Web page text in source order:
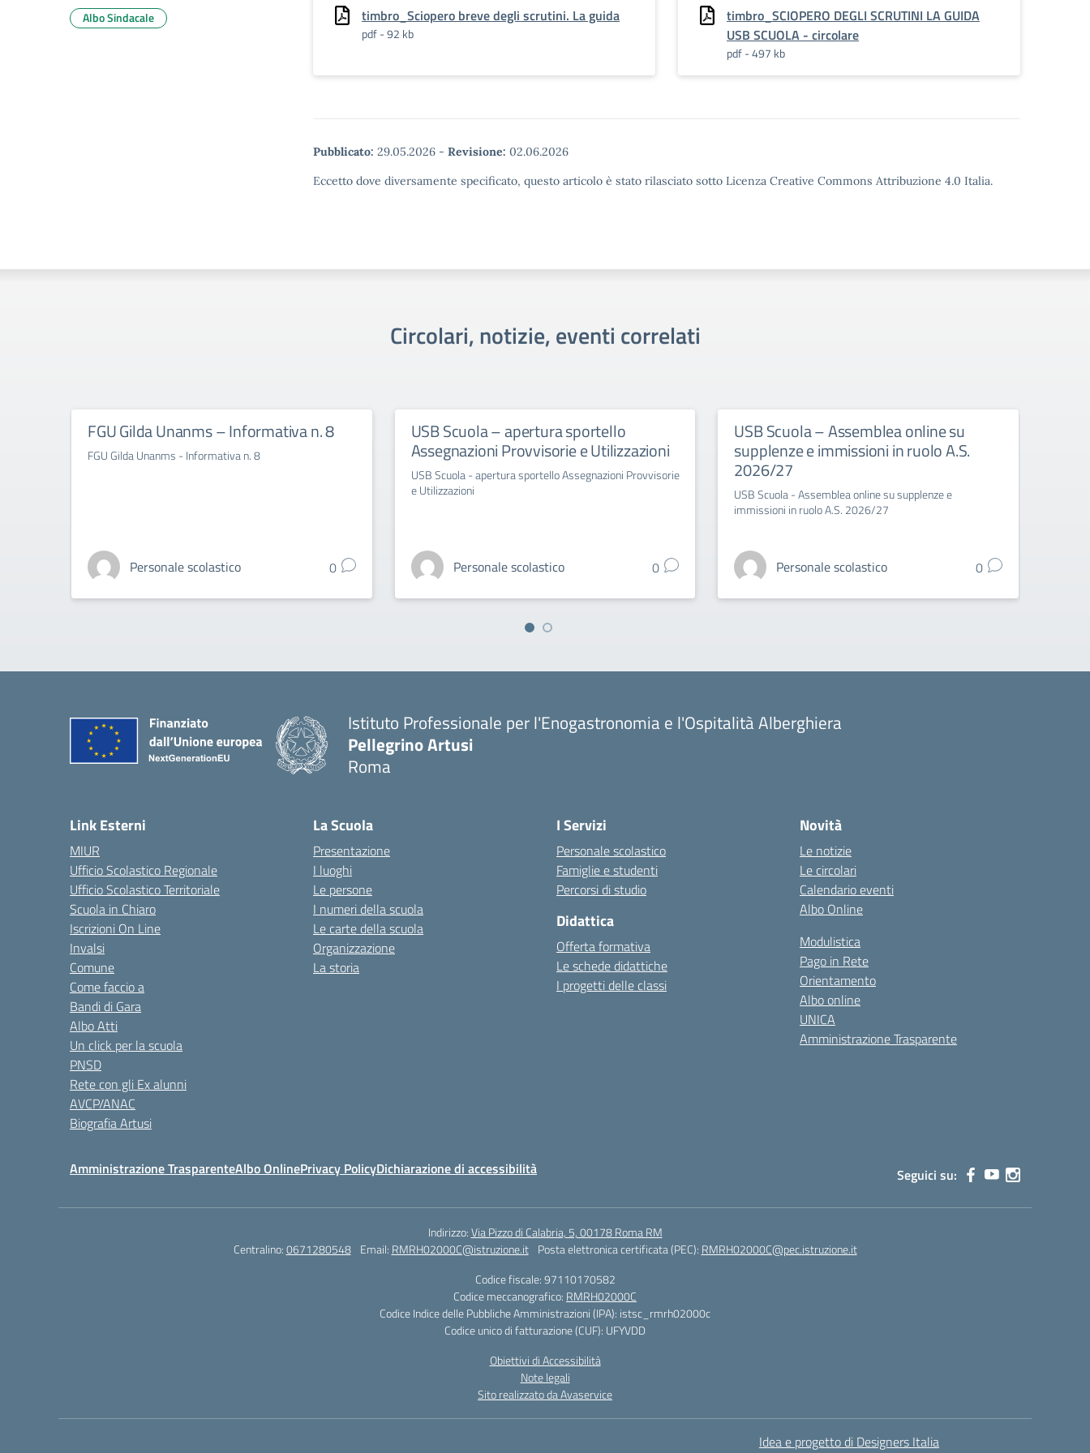
timbro_Sciopero breve degli scrutini. La guida
pdf - 92 kb
timbro_SCIOPERO DEGLI SCRUTINI LA GUIDA
USB SCUOLA - circolare
pdf - 497 kb
Pubblicato: 29.05.2026 - Revisione: 02.06.2026
Eccetto dove diversamente specificato, questo articolo è stato rilasciato sotto Licenza Creative Commons Attribuzione 4.0 Italia.
Albo Sindacale
Circolari, notizie, eventi correlati
FGU Gilda Unanms – Informativa n. 8
FGU Gilda Unanms - Informativa n. 8
Personale scolastico 0
USB Scuola – apertura sportello
Assegnazioni Provvisorie e Utilizzazioni
USB Scuola - apertura sportello Assegnazioni Provvisorie
e Utilizzazioni
Personale scolastico 0
USB Scuola – Assemblea online su
supplenze e immissioni in ruolo A.S.
2026/27
USB Scuola - Assemblea online su supplenze e
immissioni in ruolo A.S. 2026/27
Personale scolastico 0
Istituto Professionale per l'Enogastronomia e l'Ospitalità Alberghiera
Pellegrino Artusi
Roma
Link Esterni
MIUR
Ufficio Scolastico Regionale
Ufficio Scolastico Territoriale
Scuola in Chiaro
Iscrizioni On Line
Invalsi
Comune
Come faccio a
Bandi di Gara
Albo Atti
Un click per la scuola
PNSD
Rete con gli Ex alunni
AVCP/ANAC
Biografia Artusi
La Scuola
Presentazione
I luoghi
Le persone
I numeri della scuola
Le carte della scuola
Organizzazione
La storia
I Servizi
Personale scolastico
Famiglie e studenti
Percorsi di studio
Didattica
Offerta formativa
Le schede didattiche
I progetti delle classi
Novità
Le notizie
Le circolari
Calendario eventi
Albo Online
Modulistica
Pago in Rete
Orientamento
Albo online
UNICA
Amministrazione Trasparente
Amministrazione TrasparenteAlbo OnlinePrivacy PolicyDichiarazione di accessibilità Seguici su:
Indirizzo:Via Pizzo di Calabria, 5, 00178 Roma RM
Centralino:0671280548 Email: RMRH02000C@istruzione.it Posta elettronica certificata (PEC): RMRH02000C@pec.istruzione.it
Codice fiscale: 97110170582
Codice meccanografico: RMRH02000C
Codice Indice delle Pubbliche Amministrazioni (IPA): istsc_rmrh02000c
Codice unico di fatturazione (CUF): UFYVDD
Obiettivi di Accessibilità
Note legali
Sito realizzato da Avaservice
Idea e progetto di Designers Italia